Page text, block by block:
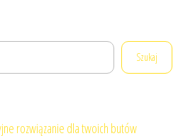
Szukaj
rozwiązanie dla twoich butów